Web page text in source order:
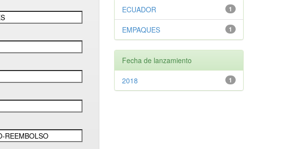
1
ECUADOR
1
EMPAQUES
Fecha de lanzamiento
1
2018